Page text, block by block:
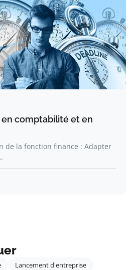
comptabilité et en
de la fonction finance : Adapter
Lancement d'entreprise